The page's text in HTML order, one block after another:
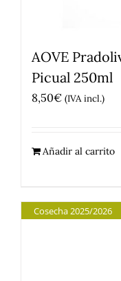
AOVE
Picual 250ml
8,50€ (IVA incl.)
Añadir al carrito
Cosecha 2025/2026